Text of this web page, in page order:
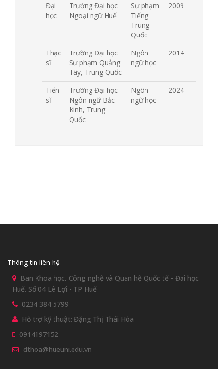
Đại
học
Trường Đại học
Ngoại ngữ Huế
Sư phạm
Tiếng
Trung
Quốc
2009
Thạc
sĩ
Trường Đại học
Sư phạm Quảng
Tây, Trung Quốc
Ngôn
ngữ học
2014
Tiến
sĩ
Trường Đại học
Ngôn ngữ Bắc
Kinh, Trung
Quốc
Ngôn
ngữ học
2024
Thông tin liên hệ
Ban Khoa học, Công nghệ và Quan hệ Quốc tế - Đại học
Huế. Số 04 Lê Lợi - TP Huế
0234 384 5799
Hỗ trợ kỹ thuật: Đặng Thị Thái Hòa
0914197152
dthoa@hueuni.edu.vn